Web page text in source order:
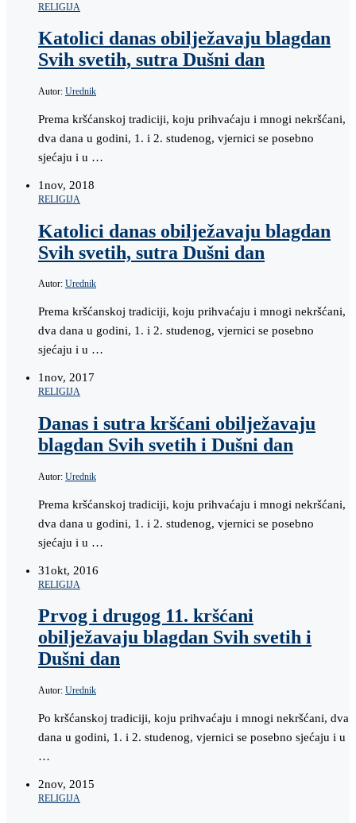
RELIGIJA
Katolici danas obilježavaju blagdan
Svih svetih, sutra Dušni dan
Autor: Urednik
Prema kršćanskoj tradiciji, koju prihvaćaju i mnogi nekršćani,
dva dana u godini, 1. i 2. studenog, vjernici se posebno
sjećaju i u …
1nov, 2018
RELIGIJA
Katolici danas obilježavaju blagdan
Svih svetih, sutra Dušni dan
Autor: Urednik
Prema kršćanskoj tradiciji, koju prihvaćaju i mnogi nekršćani,
dva dana u godini, 1. i 2. studenog, vjernici se posebno
sjećaju i u …
1nov, 2017
RELIGIJA
Danas i sutra kršćani obilježavaju
blagdan Svih svetih i Dušni dan
Autor: Urednik
Prema kršćanskoj tradiciji, koju prihvaćaju i mnogi nekršćani,
dva dana u godini, 1. i 2. studenog, vjernici se posebno
sjećaju i u …
31okt, 2016
RELIGIJA
Prvog i drugog 11. kršćani
obilježavaju blagdan Svih svetih i
Dušni dan
Autor: Urednik
Po kršćanskoj tradiciji, koju prihvaćaju i mnogi nekršćani, dva
dana u godini, 1. i 2. studenog, vjernici se posebno sjećaju i u
…
2nov, 2015
RELIGIJA